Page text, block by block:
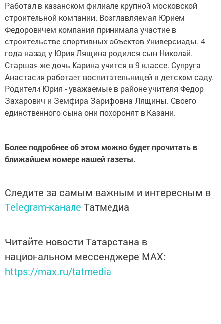
Работал в казанском филиале крупной московской
строительной компании. Возглавляемая Юрием
Федоровичем компания принимала участие в
строительстве спортивных объектов Универсиады. 4
года назад у Юрия Лящина родился сын Николай.
Старшая же дочь Карина учится в 9 классе. Супруга
Анастасия работает воспитательницей в детском саду.
Родители Юрия - уважаемые в районе учителя Федор
Захарович и Земфира Зарифовна Лящины. Своего
единственного сына они похоронят в Казани.
Более подробнее об этом можно будет прочитать в
ближайшем номере нашей газеты.
Следите за самым важным и интересным в
Telegram-канале Татмедиа
Читайте новости Татарстана в
национальном мессенджере MАХ:
https://max.ru/tatmedia